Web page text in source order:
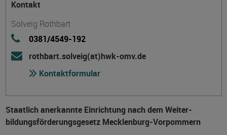
Kontakt
Solveig Rothbart
0381/4549-192
rothbart.solveig(at)hwk-omv.de
Kontaktformular
Staatlich anerkannte Einrichtung nach dem Weiter­
bildungs­förderungs­gesetz Mecklenburg-Vorpommern